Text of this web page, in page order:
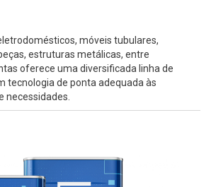
móveis tubulares,
estruturas metálicas, entre
oferece uma diversificada linha de
tecnologia de ponta adequada às
necessidades.